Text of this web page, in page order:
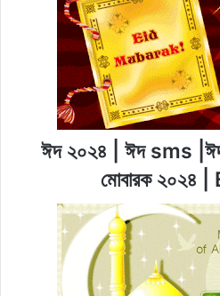
ঈদ ২০২৪ | ঈদ sms |ঈদ
মোবারক ২০২৪